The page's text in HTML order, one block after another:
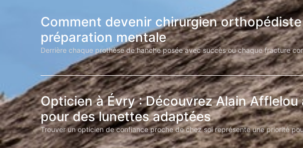
Comment devenir chirurgien
préparation mentale
Derrière chaque prothèse de hanche posée avec succès ou chaque fracture
Opticien à Évry : Découvrez Alain
pour des lunettes adaptées
Trouver un opticien de confiance proche de chez soi représente une priorité